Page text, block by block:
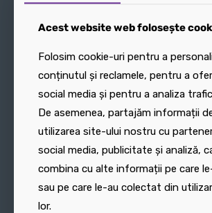
LEGĂTURI RAPIDE
Despre Noi
Acest website web folosește
Folosim cookie-uri pentru a
conținutul și reclamele, pentru a
social media și pentru a analiza
De asemenea, partajăm informații
utilizarea site-ului nostru cu
social media, publicitate și analiză,
combina cu alte informații pe care
sau pe care le-au colectat din
lor.
Acest website web folosește
Folosim cookie-uri pentru a
conținutul și reclamele, pentru a
social media și pentru a analiza
De asemenea, partajăm informații
utilizarea site-ului nostru cu
social media, publicitate și analiză,
combina cu alte informații pe care
sau pe care le-au colectat din
lor.